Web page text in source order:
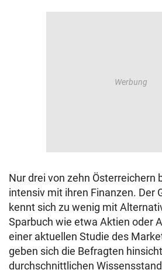
Nur drei von zehn Österreichern
intensiv mit ihren Finanzen. Der
kennt sich zu wenig mit
Sparbuch wie etwa Aktien oder
einer aktuellen Studie des
geben sich die Befragten
durchschnittlichen